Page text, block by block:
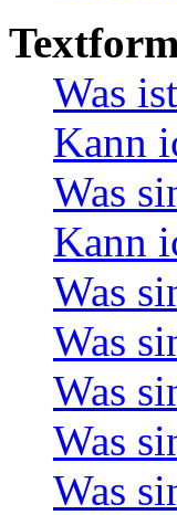
Was
Kann
Was
Kann
Was
Was
Was
Was
Was